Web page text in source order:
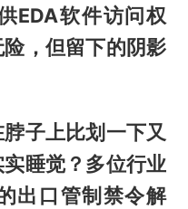
EDA软件访问权
，但留下的阴影
子上比划一下又
睡觉？多位行业
出口管制禁令解